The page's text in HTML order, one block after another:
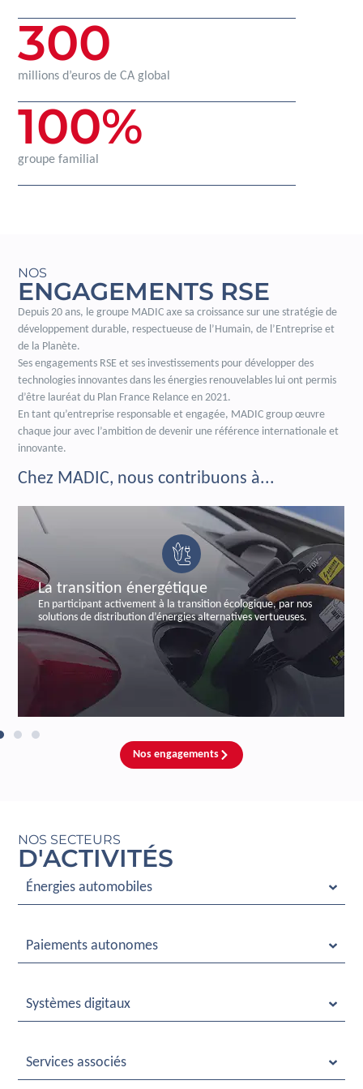
millions d’euros de CA global
300
groupe familial
100%
NOS
ENGAGEMENTS RSE
Depuis 20 ans, le groupe MADIC axe sa croissance sur une stratégie de
développement durable, respectueuse de l’Humain, de l’Entreprise et
de la Planète.
Ses engagements RSE et ses investissements pour développer des
technologies innovantes dans les énergies renouvelables lui ont permis
d’être lauréat du Plan France Relance en 2021.
En tant qu’entreprise responsable et engagée, MADIC group œuvre
chaque jour avec l’ambition de devenir une référence internationale et
innovante.
Chez MADIC, nous contribuons à...
à la transition écologique, par nos
d’énergies alternatives vertueuses.
La
En sécurisant les
labelisée et certifiée
Nos engagements
NOS SECTEURS
D'ACTIVITÉS
Énergies automobiles
Paiements autonomes
Systèmes digitaux
Services associés